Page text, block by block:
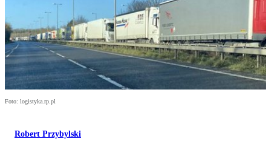
Foto: logistyka.rp.pl
Robert Przybylski